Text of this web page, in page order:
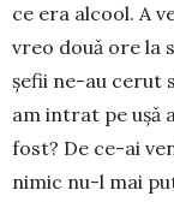
ce era alcool. A
vreo două ore la
șefii ne-au cerut
am intrat pe ușă
fost? De ce-ai
nimic nu-l mai